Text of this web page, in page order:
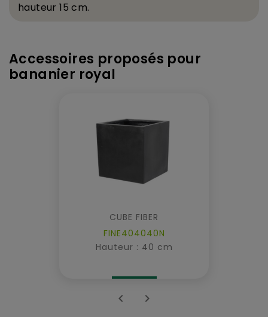
hauteur 15 cm.
Accessoires proposés pour
bananier royal
CUBE FIBER
FINE404040N
Hauteur : 40 cm
 